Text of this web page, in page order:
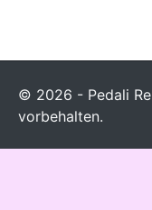
© 2026 - Pedali
vorbehalten.